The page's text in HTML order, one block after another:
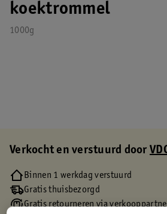
koektrommel
1000g
Verkocht en verstuurd door
Binnen 1 werkdag verstuurd
Gratis thuisbezorgd
Gratis retourneren via